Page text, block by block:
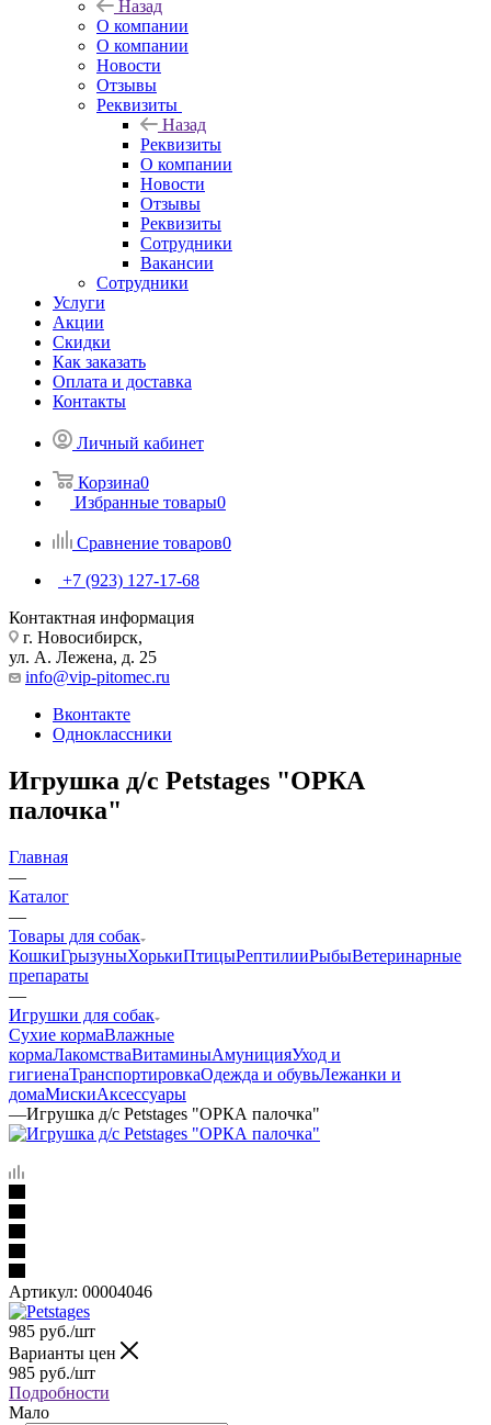
Назад
О компании
О компании
Новости
Отзывы
Реквизиты
Назад
Реквизиты
О компании
Новости
Отзывы
Реквизиты
Сотрудники
Вакансии
Сотрудники
Услуги
Акции
Скидки
Как заказать
Оплата и доставка
Контакты
Личный кабинет
Корзина0
Избранные товары0
Сравнение товаров0
+7 (923) 127-17-68
Контактная информация
г. Новосибирск,
ул. А. Лежена, д. 25
info@vip-pitomec.ru
Вконтакте
Одноклассники
Игрушка д/с Petstages "ОРКА
палочка"
Главная
—
Каталог
—
Товары для собак
КошкиГрызуныХорькиПтицыРептилииРыбыВетеринарные
препараты
—
Игрушки для собак
Сухие кормаВлажные
кормаЛакомстваВитаминыАмуницияУход и
гигиенаТранспортировкаОдежда и обувьЛежанки и
домаМискиАксессуары
—Игрушка д/с Petstages "ОРКА палочка"
Артикул: 00004046
985 руб./шт
Варианты цен
985 руб./шт
Подробности
Мало